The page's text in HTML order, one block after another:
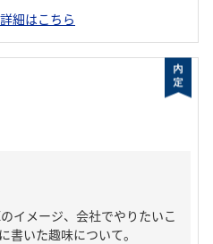
細はこちら
イメージ、会社でやりたいこ
書いた趣味について。